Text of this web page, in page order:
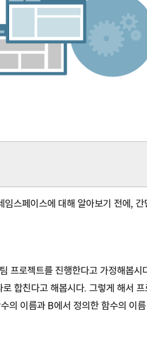
스페이스에 대해 알아보기 전에, 간
프로젝트를 진행한다고 가정해봅시
합친다고 해봅시다. 그렇게 해서
의 이름과 B에서 정의한 함수의 이